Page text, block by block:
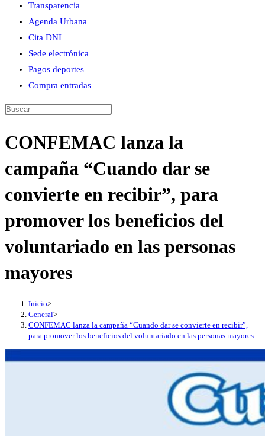
Transparencia
Agenda Urbana
Cita DNI
Sede electrónica
Pagos deportes
Compra entradas
Buscar
esta
CONFEMAC lanza la
campaña “Cuando dar se
convierte en recibir”, para
promover los beneficios del
voluntariado en las personas
mayores
Inicio>
General>
CONFEMAC lanza la campaña “Cuando dar se convierte en recibir”,
para promover los beneficios del voluntariado en las personas mayores